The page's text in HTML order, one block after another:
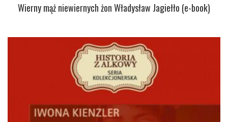
Wierny mąż niewiernych żon Władysław Jagiełło (e-book)